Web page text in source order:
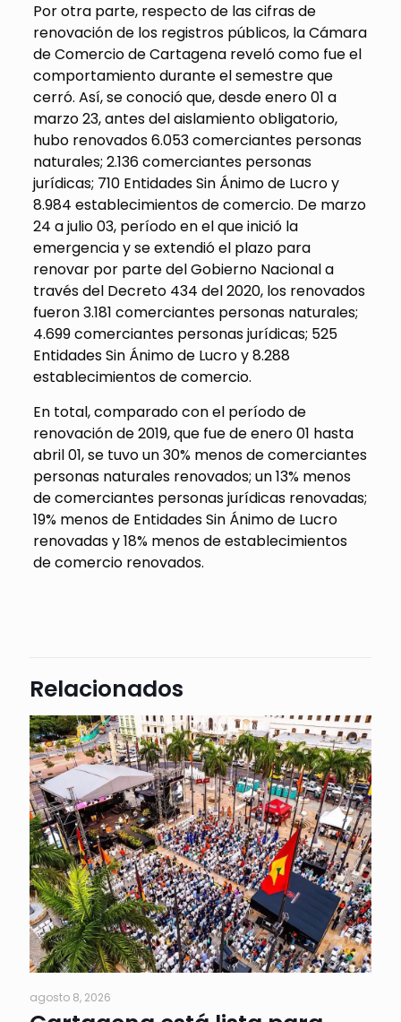
Por otra parte, respecto de las cifras de
renovación de los registros públicos, la Cámara
de Comercio de Cartagena reveló como fue el
comportamiento durante el semestre que
cerró. Así, se conoció que, desde enero 01 a
marzo 23, antes del aislamiento obligatorio,
hubo renovados 6.053 comerciantes personas
naturales; 2.136 comerciantes personas
jurídicas; 710 Entidades Sin Ánimo de Lucro y
8.984 establecimientos de comercio. De marzo
24 a julio 03, período en el que inició la
emergencia y se extendió el plazo para
renovar por parte del Gobierno Nacional a
través del Decreto 434 del 2020, los renovados
fueron 3.181 comerciantes personas naturales;
4.699 comerciantes personas jurídicas; 525
Entidades Sin Ánimo de Lucro y 8.288
establecimientos de comercio.
En total, comparado con el período de
renovación de 2019, que fue de enero 01 hasta
abril 01, se tuvo un 30% menos de comerciantes
personas naturales renovados; un 13% menos
de comerciantes personas jurídicas renovadas;
19% menos de Entidades Sin Ánimo de Lucro
renovadas y 18% menos de establecimientos
de comercio renovados.
Relacionados
agosto 8, 2026